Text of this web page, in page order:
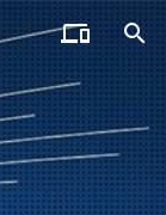
 